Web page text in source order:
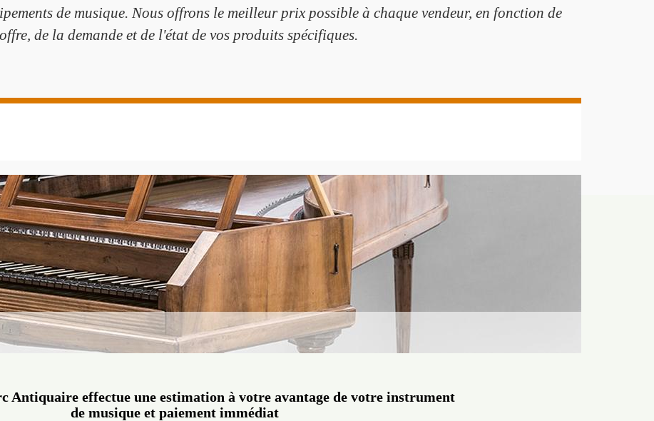
de musique. Nous offrons le meilleur prix possible à chaque vendeur, en fonction de
de la demande et de l'état de vos produits spécifiques.
Antiquaire effectue une estimation à votre avantage de votre instrument
de musique et paiement immédiat